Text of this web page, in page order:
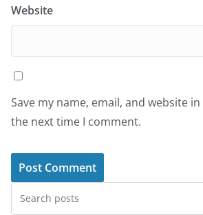
Website
Save my name, email, and website
the next time I comment.